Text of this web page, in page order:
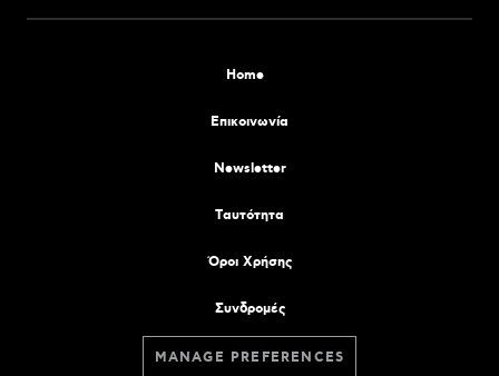
Home
Επικοινωνία
Newsletter
Tαυτότητα
Όροι Χρήσης
Συνδρομές
MANAGE PREFERENCES